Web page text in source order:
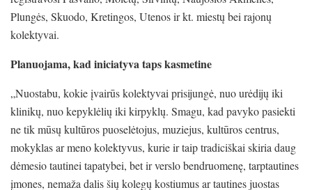
Plungės, Skuodo, Kretingos, Utenos ir kt. miestų bei rajonų
kolektyvai.
Planuojama, kad iniciatyva taps kasmetine
„Nuostabu, kokie įvairūs kolektyvai prisijungė, nuo urėdijų iki
klinikų, nuo kepyklėlių iki kirpyklų. Smagu, kad pavyko pasiekti
ne tik mūsų kultūros puoselėtojus, muziejus, kultūros centrus,
mokyklas ar meno kolektyvus, kurie ir taip tradiciškai skiria daug
dėmesio tautinei tapatybei, bet ir verslo bendruomenę, tarptautines
įmones, nemaža dalis šių kolegų kostiumus ar tautines juostas